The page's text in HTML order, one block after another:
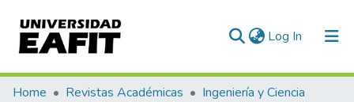
Log In (current)
Communities & Collections
Home Revistas Académicas
Ingeniería y Ciencia